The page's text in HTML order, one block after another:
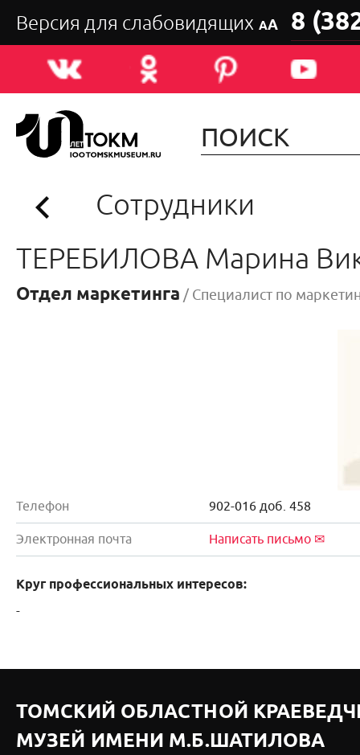
Версия для слабовидящих АА 8
Сотрудники
ТЕРЕБИЛОВА Марина
Отдел маркетинга / Специалист по
Телефон 902-016 доб. 458
Электронная почта Написать письмо ✉
Круг профессиональных интересов:
-
ТОМСКИЙ ОБЛАСТНОЙ
МУЗЕЙ ИМЕНИ М.Б.ШАТИЛОВА